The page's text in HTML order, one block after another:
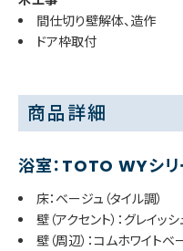
間仕切り壁解体、造作
ドア枠取付
商品詳細
浴室：TOTO WYシ
床：ベージュ（タイル調）
壁（アクセント）：グレイッ
壁（周辺）：コムホワイトベ